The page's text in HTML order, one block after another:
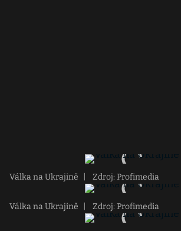
Válka na Ukrajině Zdroj: Profimedia
Válka na Ukrajině Zdroj: Profimedia